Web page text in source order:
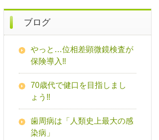
ブログ
やっと…位相差顕微鏡検査が
保険導入‼
70歳代で健口を目指しまし
ょう‼
歯周病は「人類史上最大の感
染病」